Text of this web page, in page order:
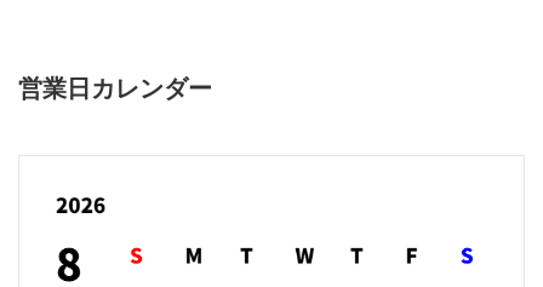
営業日カレンダー